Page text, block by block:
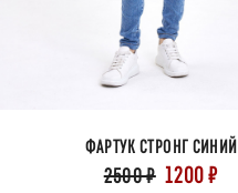
ФАРТУК СТРОНГ СИНИЙ
2500 ₽ 1200 ₽